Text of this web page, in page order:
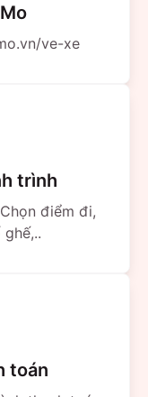
ve-xe
trình
điểm đi,
toán